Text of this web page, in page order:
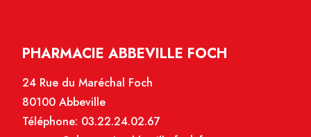
PHARMACIE ABBEVILLE FOCH
24 Rue du Maréchal Foch
80100 Abbeville
Téléphone: 03.22.24.02.67